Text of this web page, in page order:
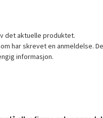
det aktuelle produktet.
har skrevet en anmeldelse.
informasjon.